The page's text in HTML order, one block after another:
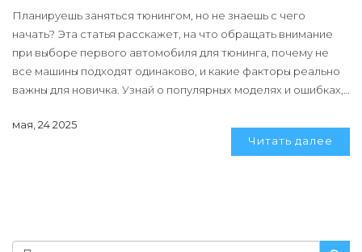
Планируешь заняться тюнингом, но не знаешь с чего
начать? Эта статья расскажет, на что обращать внимание
при выборе первого автомобиля для тюнинга, почему не
все машины подходят одинаково, и какие факторы реально
важны для новичка. Узнай о популярных моделях и ошибках,
результата. Прочитай честный разбор с советами и
мая, 24 2025
Читать далее